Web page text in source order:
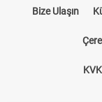
Bize Ulaşın